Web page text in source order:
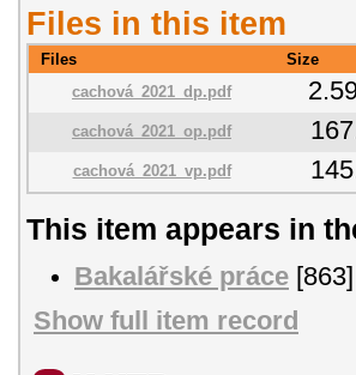
Files in this item
Files Size
cachová_2021_dp.pdf
cachová_2021_op.pdf
cachová_2021_vp.pdf
This item appears in
Bakalářské práce [863]
Show full item record